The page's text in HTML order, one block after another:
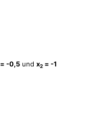
= -0,5 und x2 = -1